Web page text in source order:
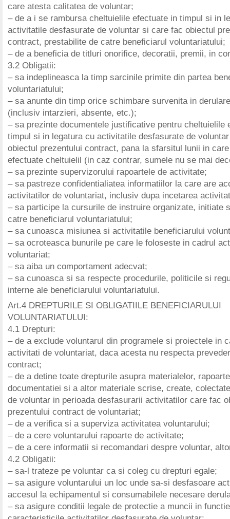
care atesta calitatea de voluntar;
– de a i se rambursa cheltuielile efectuate in timpul si in
activitatile desfasurate de voluntar si care fac obiectul
contract, prestabilite de catre beneficiarul voluntariatului;
– de a beneficia de titluri onorifice, decoratii, premii, in
3.2 Obligatii:
– sa indeplineasca la timp sarcinile primite din partea
voluntariatului;
– sa anunte din timp orice schimbare survenita in
(inclusiv intarzieri, absente, etc.);
– sa prezinte documentele justificative pentru cheltuielile
timpul si in legatura cu activitatile desfasurate de
obiectul prezentului contract, pana la sfarsitul lunii in
efectuate cheltuielil (in caz contrar, sumele nu se mai
– sa prezinte supervizorului rapoartele de activitate;
– sa pastreze confidentialiatea informatiilor la care are
activitatilor de voluntariat, inclusiv dupa incetarea
– sa participe la cursurile de instruire organizate, initiate
catre beneficiarul voluntariatului;
– sa cunoasca misiunea si activitatile beneficiarului
– sa ocroteasca bunurile pe care le foloseste in cadrul
voluntariat;
– sa aiba un comportament adecvat;
– sa cunoasca si sa respecte procedurile, politicile si
interne ale beneficiarului voluntariatului.
Art.4 DREPTURILE SI OBLIGATIILE BENEFICIARULUI
VOLUNTARIATULUI:
4.1 Drepturi:
– de a exclude voluntarul din programele si proiectele in
activitati de voluntariat, daca acesta nu respecta
contract;
– de a detine toate drepturile asupra materialelor,
documentatiei si a altor materiale scrise, create,
de voluntar in perioada desfasurarii activitatilor care fac
prezentului contract de voluntariat;
– de a verifica si a superviza activitatea voluntarului;
– de a cere voluntarului rapoarte de activitate;
– de a cere informatii si recomandari despre voluntar,
4.2 Obligatii:
– sa-l trateze pe voluntar ca si coleg cu drepturi egale;
– sa asigure voluntarului un loc unde sa-si desfasoare
accesul la echipamentul si consumabilele necesare
– sa asigure conditii legale de protectie a muncii in